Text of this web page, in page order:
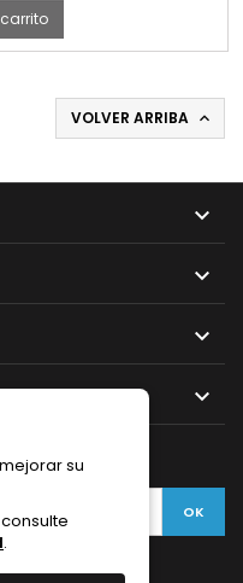
VOLVER ARRIBA 




su
.